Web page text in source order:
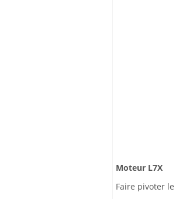
Moteur L7X
Faire pivoter